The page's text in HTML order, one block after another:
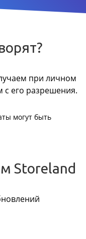
при личном
с его разрешения.
могут быть
Storeland